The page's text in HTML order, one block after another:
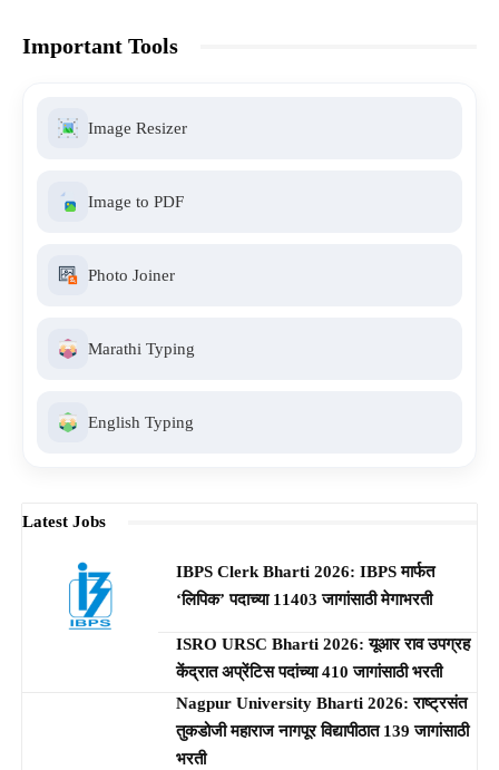
Important Tools
Image Resizer
Image to PDF
Photo Joiner
Marathi Typing
English Typing
Latest Jobs
IBPS Clerk Bharti 2026: IBPS मार्फत
‘लिपिक’ पदाच्या 11403 जागांसाठी मेगाभरती
ISRO URSC Bharti 2026: यूआर राव उपग्रह
केंद्रात अप्रेंटिस पदांच्या 410 जागांसाठी भरती
Nagpur University Bharti 2026: राष्ट्रसंत
तुकडोजी महाराज नागपूर विद्यापीठात 139 जागांसाठी
भरती